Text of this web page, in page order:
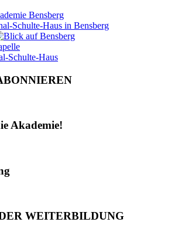
Akademie!
WEITERBILDUNG